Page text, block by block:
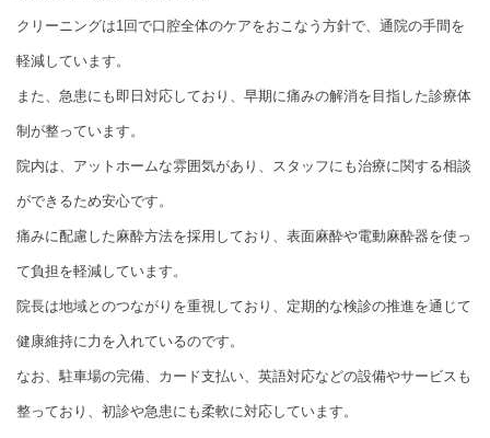
クリーニングは1回で口腔全体のケアをおこなう方針で、通院の手間を
軽減しています。
また、急患にも即日対応しており、早期に痛みの解消を目指した診療体
制が整っています。
院内は、アットホームな雰囲気があり、スタッフにも治療に関する相談
ができるため安心です。
痛みに配慮した麻酔方法を採用しており、表面麻酔や電動麻酔器を使っ
て負担を軽減しています。
院長は地域とのつながりを重視しており、定期的な検診の推進を通じて
健康維持に力を入れているのです。
なお、駐車場の完備、カード支払い、英語対応などの設備やサービスも
整っており、初診や急患にも柔軟に対応しています。